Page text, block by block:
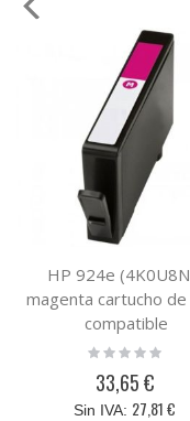
HP 924e
magenta cartucho
compatible
Rating:
33,65 €
27,81 €